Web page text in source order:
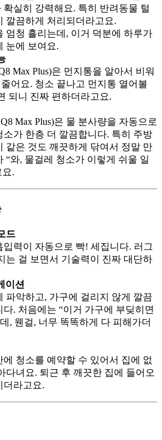
확실히 강력해요. 특히 반려동물 털
깔끔하게 처리되더라고요.
엄청 흘리는데, 이거 덕분에 하루가
눈에 보여요.
Max Plus)은 먼지통을 알아서 비워
어요. 청소 끝나고 먼지통 열어볼
되니 진짜 편하더라고요.
Max Plus)은 물 분사량을 자동으로
소가 한층 더 깔끔합니다. 특히 주방
같은 것도 깨끗하게 닦여서 정말 만
“와, 물걸레 청소가 이렇게 쉬울 일
요.
드
입력이 자동으로 빡! 세집니다. 러그
는 걸 보면서 기술력이 진짜 대단하
이션
파악하고, 가구에 걸리지 않게 깔끔
. 처음에는 “이거 가구에 부딪히면
, 웬걸, 너무 똑똑하게 다 피해가더
청소를 예약할 수 있어서 집에 없
다녀요. 퇴근 후 깨끗한 집에 들어오
더라고요.